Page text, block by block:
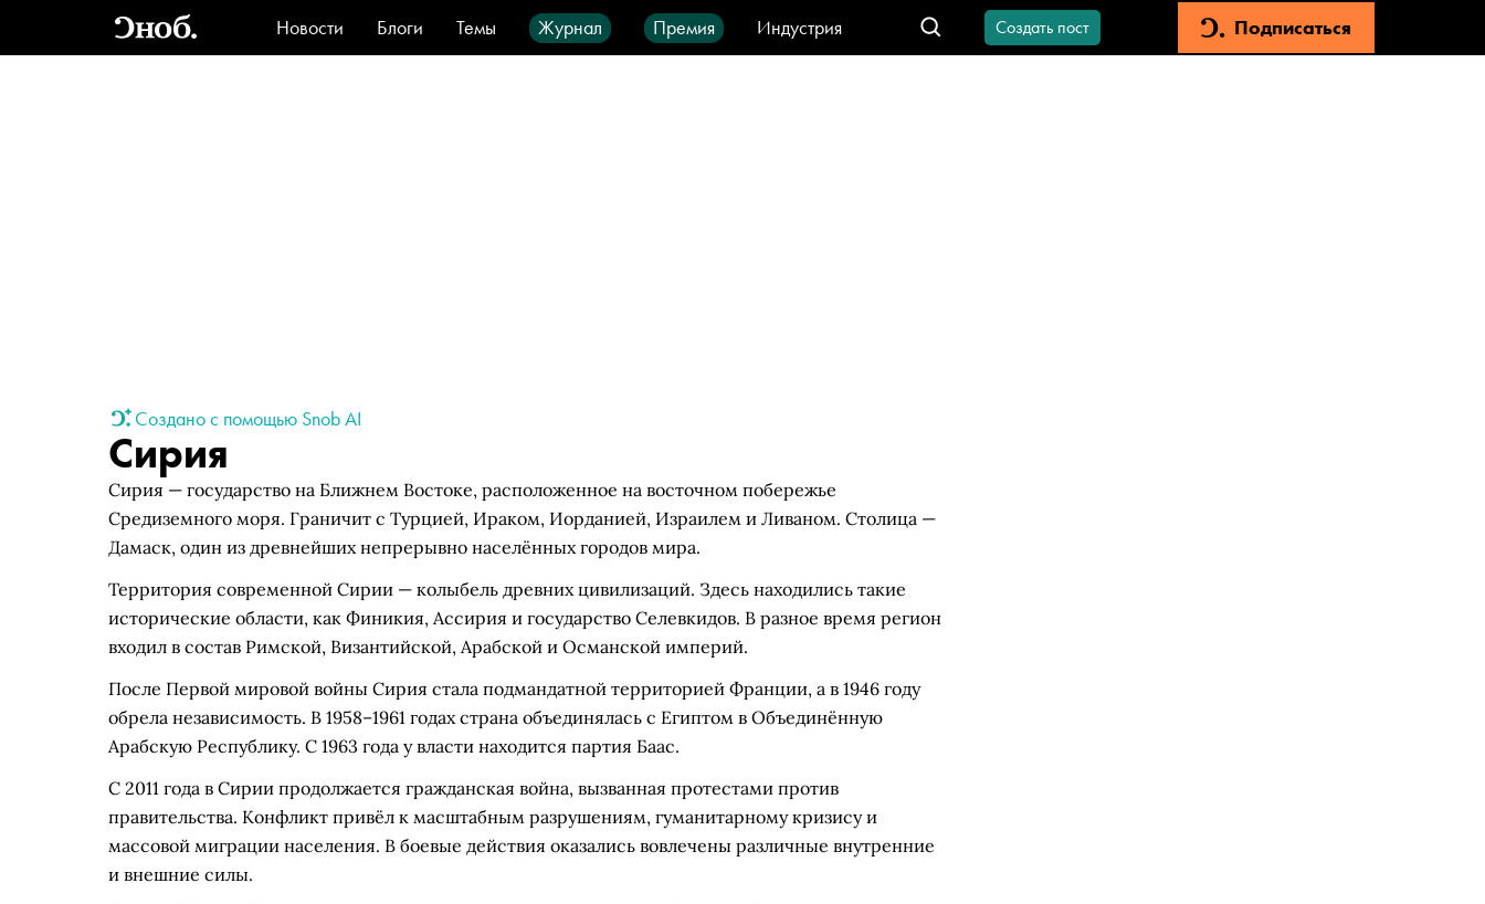
Новости Блоги Темы Журнал Премия
Индустрия
Стиль
Видео Город IT-продукты
Создать пост Подписаться
Создано с помощью Snob AI
Сирия
Сирия — государство на Ближнем Востоке, расположенное на восточном побережье
Средиземного моря. Граничит с Турцией, Ираком, Иорданией, Израилем и Ливаном. Столица —
Дамаск, один из древнейших непрерывно населённых городов мира.
Территория современной Сирии — колыбель древних цивилизаций. Здесь находились такие
исторические области, как Финикия, Ассирия и государство Селевкидов. В разное время регион
входил в состав Римской, Византийской, Арабской и Османской империй.
После Первой мировой войны Сирия стала подмандатной территорией Франции, а в 1946 году
обрела независимость. В 1958–1961 годах страна объединялась с Египтом в Объединённую
Арабскую Республику. С 1963 года у власти находится партия Баас.
С 2011 года в Сирии продолжается гражданская война, вызванная протестами против
правительства. Конфликт привёл к масштабным разрушениям, гуманитарному кризису и
массовой миграции населения. В боевые действия оказались вовлечены различные внутренние
и внешние силы.